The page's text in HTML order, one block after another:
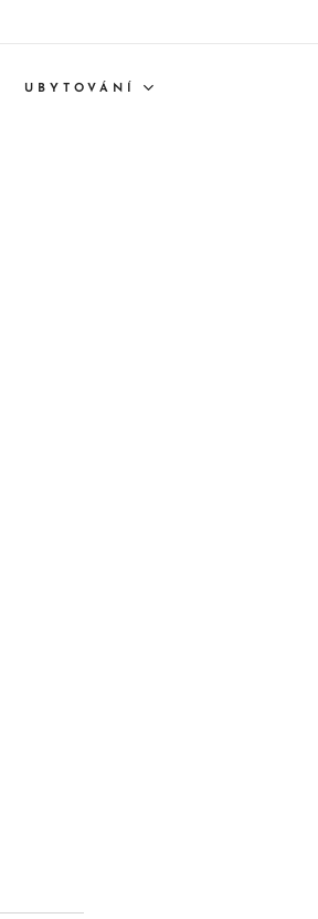
UBYTOVÁNÍ